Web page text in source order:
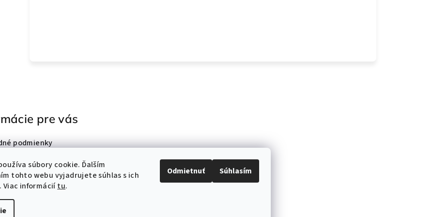
súbory cookie. Ďalším
tohto webu vyjadrujete súhlas s ich
Viac informáciítu.
Odmietnuť Súhlasím
pre vás
podmienky